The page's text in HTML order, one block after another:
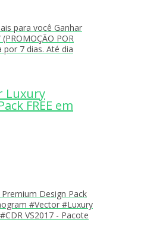
para você Ganhar
POR
por 7 dias. Até dia
Luxury
FREE em
Design Pack
#Vector #Luxury
VS2017 - Pacote